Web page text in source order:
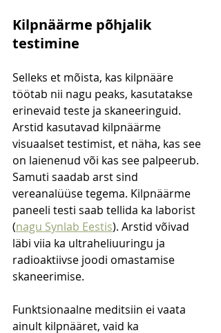
Kilpnäärme põhjalik
testimine
Selleks et mõista, kas kilpnääre
töötab nii nagu peaks, kasutatakse
erinevaid teste ja skaneeringuid.
Arstid kasutavad kilpnäärme
visuaalset testimist, et näha, kas see
on laienenud või kas see palpeerub.
Samuti saadab arst sind
vereanalüüse tegema. Kilpnäärme
paneeli testi saab tellida ka laborist
(nagu Synlab Eestis). Arstid võivad
läbi viia ka ultraheliuuringu ja
radioaktiivse joodi omastamise
skaneerimise.
Funktsionaalne meditsiin ei vaata
ainult kilpnääret, vaid ka